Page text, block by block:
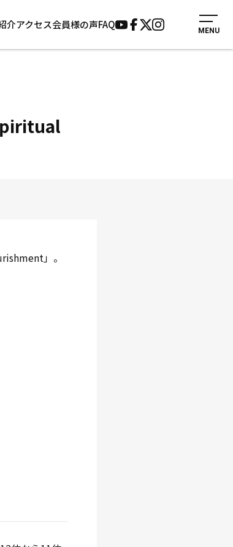
介アクセス会員様の声FAQ MENU
ス
」。